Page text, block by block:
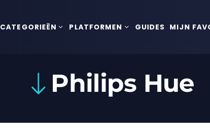
CATEGORIEËN PLATFORMEN GUIDES MIJN
Philips Hue